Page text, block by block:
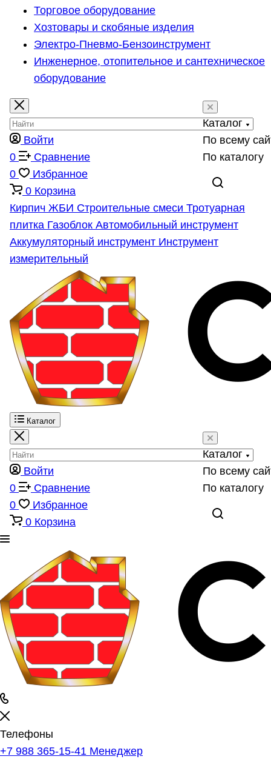
Торговое оборудование
Хозтовары и скобяные изделия
Электро-Пневмо-Бензоинструмент
Инженерное, отопительное и сантехническое
оборудование
Каталог
По всему
По каталогу
Войти
0
Сравнение
0
Избранное
0 Корзина
Кирпич ЖБИ Строительные смеси Тротуарная
плитка Газоблок Автомобильный инструмент
Аккумуляторный инструмент Инструмент
измерительный
Каталог
Каталог
По всему
По каталогу
Войти
0
Сравнение
0
Избранное
0 Корзина
Телефоны
+7 988 365-15-41 Менеджер